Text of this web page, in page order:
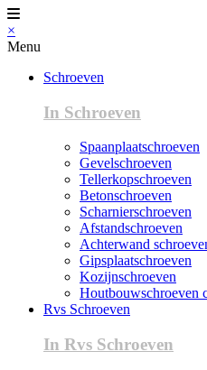
×
Menu
Schroeven
In Schroeven
Spaanplaatschroeven
Gevelschroeven
Tellerkopschroeven
Betonschroeven
Scharnierschroeven
Afstandschroeven
Achterwand
Gipsplaatschroeven
Kozijnschroeven
Houtbouwschroeven
Rvs Schroeven
In Rvs Schroeven